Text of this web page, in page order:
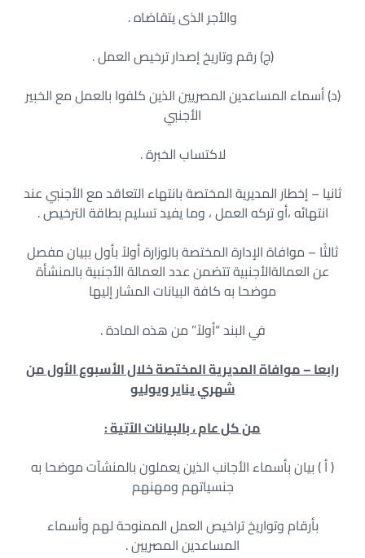
والأجر الذى يتقاضاه .
(ج) رقم وتاريخ إصدار ترخيص العمل .
(د) أسماء المساعدين المصريين الذين كلفوا بالعمل مع الخبير
الأجنبي
لاكتساب الخبرة .
ثانيا – إخطار المديرية المختصة بانتهاء التعاقد مع الأجنبي عند
انتهائه ،أو تركه العمل ، وما يفيد تسليم بطاقة الترخيص .
ثالثًا – موافاة الإدارة المختصة بالوزارة أولاً بأول ببيان مفصل
عن العمالةالأجنبية تتضمن عدد العمالة الأجنبية بالمنشأة
موضحا به كافة البيانات المشار إليها
في البند “أولاً” من هذه المادة .
رابعا–موافاة المديرية المختصة خلال الأسبوع الأول من
شهري يناير ويوليو
من كل عام ، بالبيانات الآتية:
( أ ) بيان بأسماء الأجانب الذين يعملون بالمنشآت موضحا به
جنسياتهم ومهنهم
بأرقام وتواريخ تراخيص العمل الممنوحة لهم وأسماء
المساعدين المصريين .